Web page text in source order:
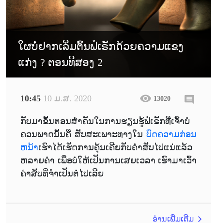
ໃຜບໍ່ຢາກເລີ່ມຕົ້ນຟໍເຣັກດ້ວຍຄວາມແຂງ
ແກ່ງ ? ຕອນທີສອງ 2
10:45 10 ມ.ສ. 2020 13020
ກັບມາຂັ້ນຕອນສຳຄັນໃນການຮຽນຮູ້ຟໍເຣັກທີ່ເຈົ້າບໍ່
ຄວນພາດນັ້ນຄື ສັບສະເພາະທາງໃນ ບົດຄວາມກ່ອນ
ຫນ້າເຮົາໄດ້ເຮັດການຄຸ້ນເຄີຍກັບຄຳສັບໄປແນ່ແລ້ວ
ຫລາຍຄຳ ເພຶ່ອບໍ່ໃຫ້ເປັນການເສຍເວລາ ເຮົາມາເວົ້າ
ຄຳສັບທີ່ຈຳເປັນຕໍ່ໄປເລີຍ
ອ່ານເພີ່ມເຕີມ